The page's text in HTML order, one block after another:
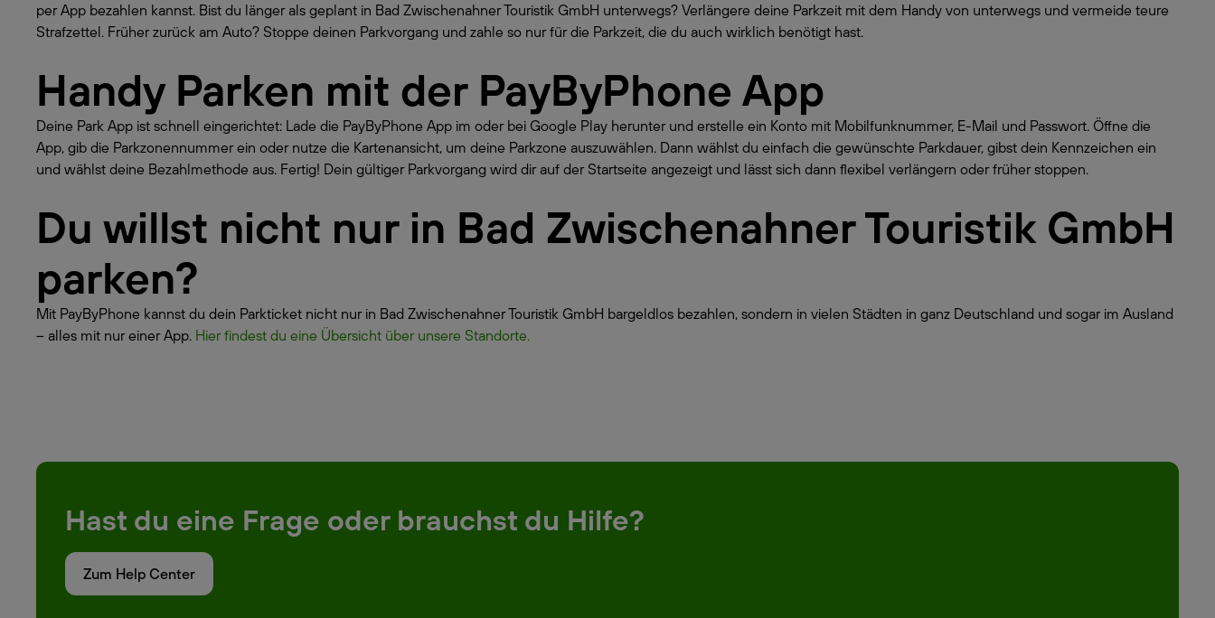
per App bezahlen kannst. Bist du länger als geplant in Bad Zwischenahner Touristik GmbH unterwegs? Verlängere deine Parkzeit mit dem Handy von unterwegs und vermeide teure
Strafzettel. Früher zurück am Auto? Stoppe deinen Parkvorgang und zahle so nur für die Parkzeit, die du auch wirklich benötigt hast.
Handy Parken mit der PayByPhone App
Deine Park App ist schnell eingerichtet: Lade die PayByPhone App im oder bei Google Play herunter und erstelle ein Konto mit Mobilfunknummer, E-Mail und Passwort. Öffne die
App, gib die Parkzonennummer ein oder nutze die Kartenansicht, um deine Parkzone auszuwählen. Dann wählst du einfach die gewünschte Parkdauer, gibst dein Kennzeichen ein
und wählst deine Bezahlmethode aus. Fertig! Dein gültiger Parkvorgang wird dir auf der Startseite angezeigt und lässt sich dann flexibel verlängern oder früher stoppen.
Du willst nicht nur in Bad Zwischenahner Touristik GmbH
parken?
Mit PayByPhone kannst du dein Parkticket nicht nur in Bad Zwischenahner Touristik GmbH bargeldlos bezahlen, sondern in vielen Städten in ganz Deutschland und sogar im Ausland
– alles mit nur einer App. Hier findest du eine Übersicht über unsere Standorte.
Hast du eine Frage oder brauchst du Hilfe?
Zum Help Center